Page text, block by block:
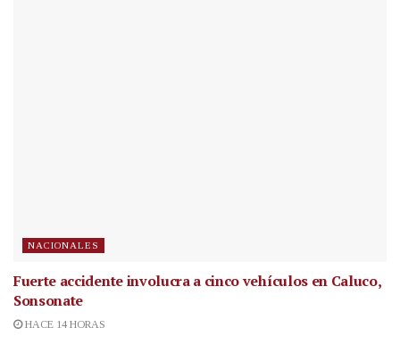
NACIONALES
Fuerte accidente involucra a cinco vehículos en Caluco,
Sonsonate
HACE 14 HORAS